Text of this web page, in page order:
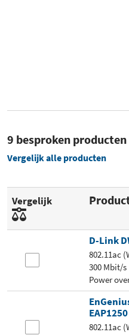
9 besproken producten
Vergelijk alle producten
Vergelijk
D-Link
802.11ac
300 Mbit/s
Power
EAP1250
802.11ac